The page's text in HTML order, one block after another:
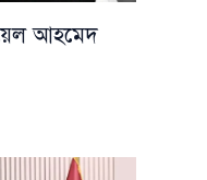
আহমেদ